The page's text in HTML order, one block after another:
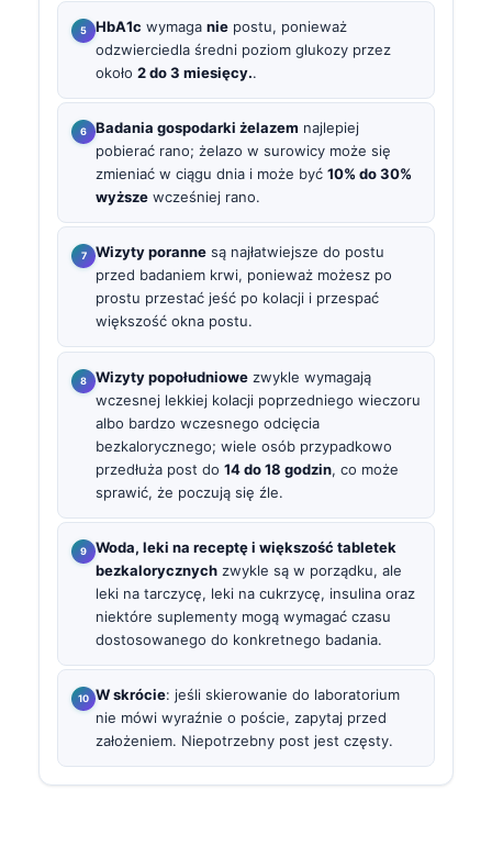
HbA1c wymaga nie postu, ponieważ
odzwierciedla średni poziom glukozy przez
około 2 do 3 miesięcy..
Badania gospodarki żelazem najlepiej
pobierać rano; żelazo w surowicy może się
zmieniać w ciągu dnia i może być 10% do 30%
wyższe wcześniej rano.
Wizyty poranne są najłatwiejsze do postu
przed badaniem krwi, ponieważ możesz po
prostu przestać jeść po kolacji i przespać
większość okna postu.
Wizyty popołudniowe zwykle wymagają
wczesnej lekkiej kolacji poprzedniego wieczoru
albo bardzo wczesnego odcięcia
bezkalorycznego; wiele osób przypadkowo
przedłuża post do 14 do 18 godzin, co może
sprawić, że poczują się źle.
Woda, leki na receptę i większość tabletek
bezkalorycznych zwykle są w porządku, ale
leki na tarczycę, leki na cukrzycę, insulina oraz
niektóre suplementy mogą wymagać czasu
dostosowanego do konkretnego badania.
W skrócie: jeśli skierowanie do laboratorium
nie mówi wyraźnie o poście, zapytaj przed
założeniem. Niepotrzebny post jest częsty.